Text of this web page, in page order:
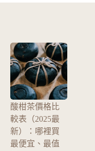
酸柑茶價格比
較表（2025最
新）：哪裡買
最便宜、最值